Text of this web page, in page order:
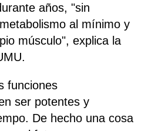
años, "sin
al mínimo y
músculo", explica la
funciones
ser potentes y
De hecho una cosa